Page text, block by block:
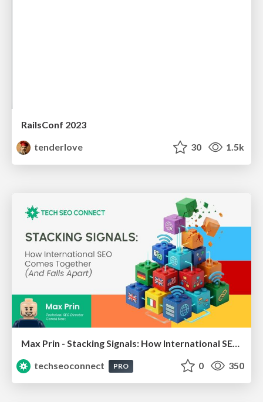
RailsConf 2023
tenderlove
30 1.5k
Max Prin - Stacking Signals: How International SEO Comes Together (And Falls Apart)
techseoconnect
PRO 0 350